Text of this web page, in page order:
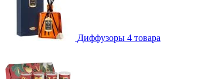
Диффузоры 4 товара